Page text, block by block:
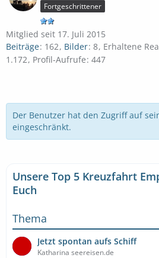
Fortgeschrittener
Mitglied seit 17. Juli 2015
Beiträge 162 Bilder 8 Erhaltene
1.172 Profil-Aufrufe 447
Der Benutzer hat den Zugriff auf
eingeschränkt.
Unsere Top 5 Kreuzfahrt
Euch
Thema
Jetzt spontan aufs Schiff
Katharina seereisen.de